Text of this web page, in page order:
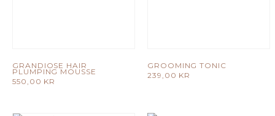
GRANDIOSE HAIR
PLUMPING MOUSSE
550,00 KR
GROOMING TONIC
239,00 KR